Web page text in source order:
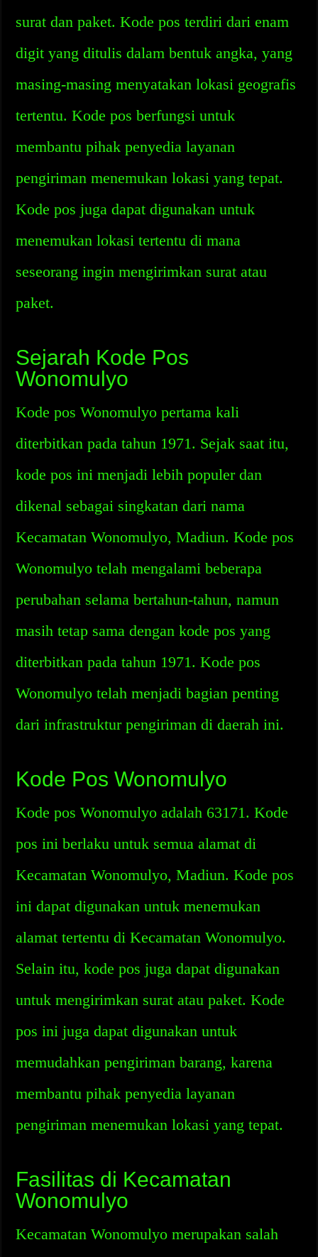
surat dan paket. Kode pos terdiri dari enam
digit yang ditulis dalam bentuk angka, yang
masing-masing menyatakan lokasi geografis
tertentu. Kode pos berfungsi untuk
membantu pihak penyedia layanan
pengiriman menemukan lokasi yang tepat.
Kode pos juga dapat digunakan untuk
menemukan lokasi tertentu di mana
seseorang ingin mengirimkan surat atau
paket.
Sejarah Kode Pos
Wonomulyo
Kode pos Wonomulyo pertama kali
diterbitkan pada tahun 1971. Sejak saat itu,
kode pos ini menjadi lebih populer dan
dikenal sebagai singkatan dari nama
Kecamatan Wonomulyo, Madiun. Kode pos
Wonomulyo telah mengalami beberapa
perubahan selama bertahun-tahun, namun
masih tetap sama dengan kode pos yang
diterbitkan pada tahun 1971. Kode pos
Wonomulyo telah menjadi bagian penting
dari infrastruktur pengiriman di daerah ini.
Kode Pos Wonomulyo
Kode pos Wonomulyo adalah 63171. Kode
pos ini berlaku untuk semua alamat di
Kecamatan Wonomulyo, Madiun. Kode pos
ini dapat digunakan untuk menemukan
alamat tertentu di Kecamatan Wonomulyo.
Selain itu, kode pos juga dapat digunakan
untuk mengirimkan surat atau paket. Kode
pos ini juga dapat digunakan untuk
memudahkan pengiriman barang, karena
membantu pihak penyedia layanan
pengiriman menemukan lokasi yang tepat.
Fasilitas di Kecamatan
Wonomulyo
Kecamatan Wonomulyo merupakan salah